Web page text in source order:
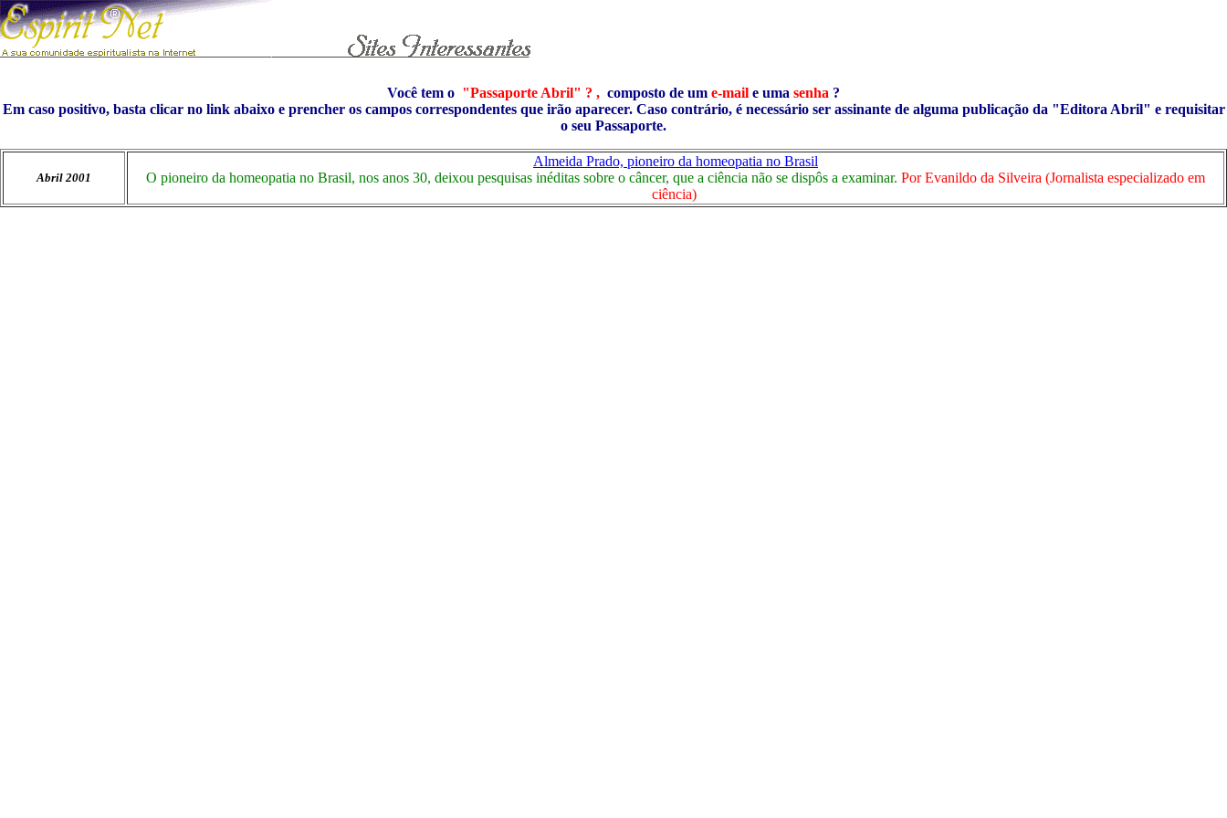
Você tem o "Passaporte Abril" ? , composto de um e-mail e uma senha ?
Em caso positivo, basta clicar no link abaixo e prencher os campos correspondentes que irão aparecer. Caso contrário, é necessário ser assinante de alguma publicação da "Editora Abril" e requisitar
o seu Passaporte.
Abril 2001
Almeida Prado, pioneiro da homeopatia no Brasil
O pioneiro da homeopatia no Brasil, nos anos 30, deixou pesquisas inéditas sobre o câncer, que a ciência não se dispôs a examinar. Por Evanildo da Silveira (Jornalista especializado em
ciência)